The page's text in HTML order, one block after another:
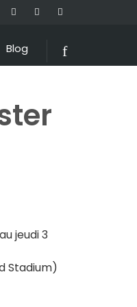
Blog
jeudi 3
Stadium)